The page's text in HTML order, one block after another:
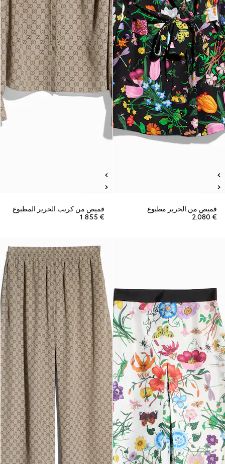
قميص من الحرير مطبوع
€ 2.080
قميص من كريب الحرير المطبوع
€ 1.855